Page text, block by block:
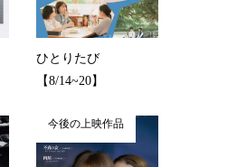
ひとりたび
【8/14~20】
今後の上映作品